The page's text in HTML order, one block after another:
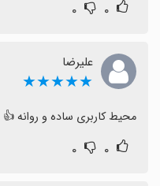
۰ ۰
علیرضا
★★★★★
محیط کاربری ساده و روانه 👍
۰ ۰